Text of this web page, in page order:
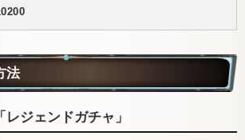
法
ジェンドガチャ」